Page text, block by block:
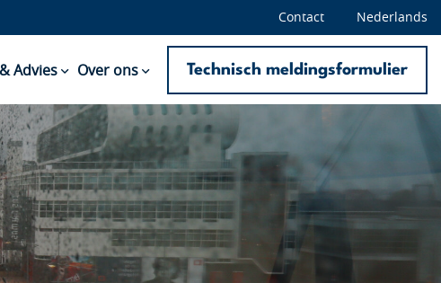
Contact Nederlands
Advies Over ons Technisch meldingsformulier